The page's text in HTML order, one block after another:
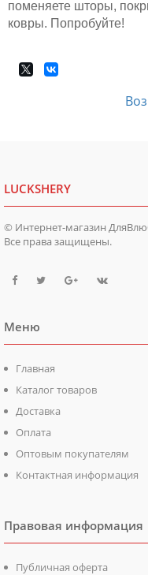
поменяете шторы,
ковры. Попробуйте!
LUCKSHERY
© Интернет-магазин
Все права защищены.
Меню
Главная
Каталог товаров
Доставка
Оплата
Оптовым покупателям
Контактная информация
Правовая информация
Публичная оферта